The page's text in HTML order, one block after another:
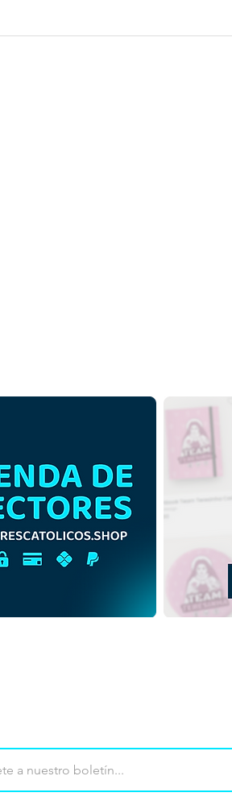
Luce y Santinho Mascotas
del Jubileo de la Esperanza
2025 | Descargar gratis
ilustración monocromática